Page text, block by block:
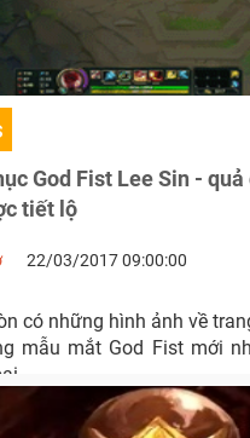
God Fist Lee Sin -
tiết lộ
22/03/2017 09:00:00
có những hình ảnh về
mẫu mắt God Fist mới